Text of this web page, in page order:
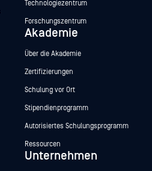
Technologiezentrum
Forschungszentrum
Akademie
Über die Akademie
Zertifizierungen
Schulung vor Ort
Stipendienprogramm
Autorisiertes Schulungsprogramm
Ressourcen
Unternehmen